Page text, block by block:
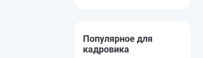
Популярное для
кадровика